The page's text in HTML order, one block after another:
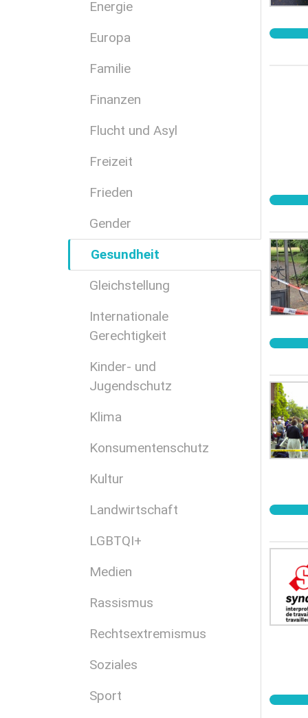
Energie
Europa
Familie
Finanzen
Flucht und Asyl
Freizeit
Frieden
Gender
Gesundheit
Gleichstellung
Internationale
Gerechtigkeit
Kinder- und
Jugendschutz
Klima
Konsumentenschutz
Kultur
Landwirtschaft
LGBTQI+
Medien
Rassismus
Rechtsextremismus
Soziales
Sport